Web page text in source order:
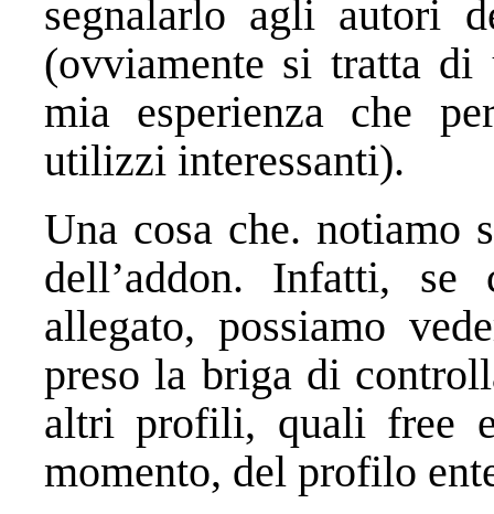
segnalarlo agli autori
(ovviamente si tratta di
mia esperienza che
utilizzi interessanti).
Una cosa che. notiamo
dell’addon. Infatti,
allegato, possiamo
preso la briga di
altri profili, quali free
momento, del profilo